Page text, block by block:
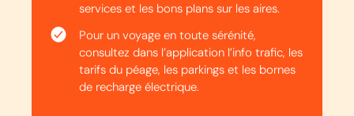
services et les bons plans sur les aires.
Pour un voyage en toute sérénité,
consultez dans l’application l’info trafic, les
tarifs du péage, les parkings et les bornes
de recharge électrique.